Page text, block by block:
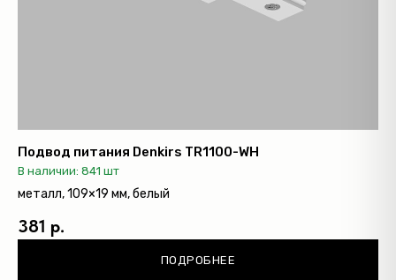
Подвод питания Denkirs TR1100-WH
В наличии: 841 шт
металл, 109×19 мм, белый
381 р.
ПОДРОБНЕЕ